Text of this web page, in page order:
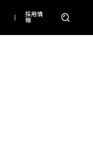
採用情
報